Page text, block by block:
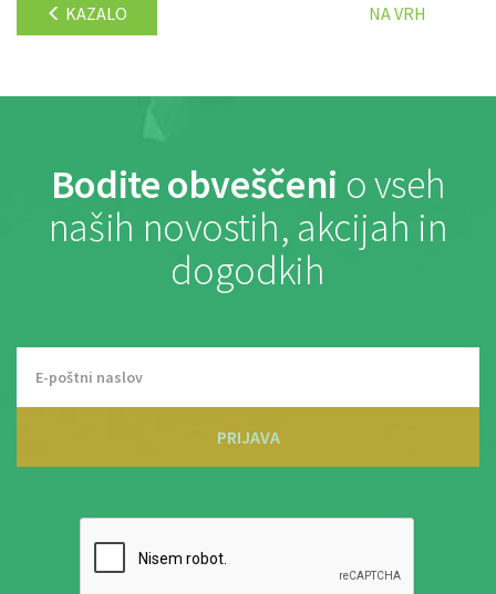
KAZALO NA VRH
Bodite obveščeni o vseh
naših novostih, akcijah in
dogodkih
PRIJAVA